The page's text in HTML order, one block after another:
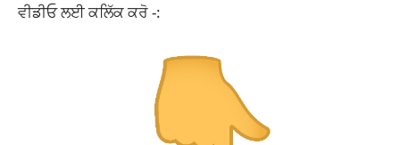
ਵੀਡੀਓ ਲਈ ਕਲਿੱਕ ਕਰੋ -: